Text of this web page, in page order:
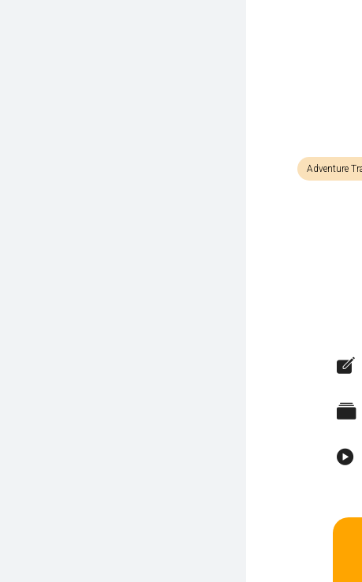
Adventure